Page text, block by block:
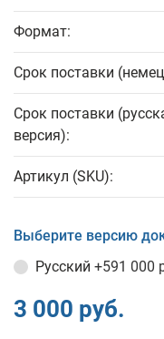
Формат:
Срок поставки
Срок поставки
версия):
Артикул (SKU):
Выберите версию
Русский +591 000
3 000 руб.